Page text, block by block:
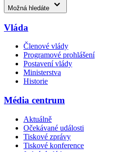
Možná hledáte
Vláda
Členové vlády
Programové prohlášení
Postavení vlády
Ministerstva
Historie
Média centrum
Aktuálně
Očekávané události
Tiskové zprávy
Tiskové konference